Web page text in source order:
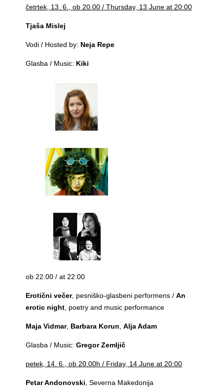
četrtek, 13. 6., ob 20.00 / Thursday, 13 June at 20:00
Tjaša Mislej
Vodi / Hosted by: Neja Repe
Glasba / Music: Kiki
ob 22.00 / at 22:00
Erotični večer, pesniško-glasbeni performens /An
erotic night , poetry and music performance
Maja Vidmar, Barbara Korun ,Alja Adam
Glasba / Music:Gregor Zemljič
petek, 14. 6., ob 20.00h / Friday, 14 June at 20:00
Petar Andonovski , Severna Makedonija